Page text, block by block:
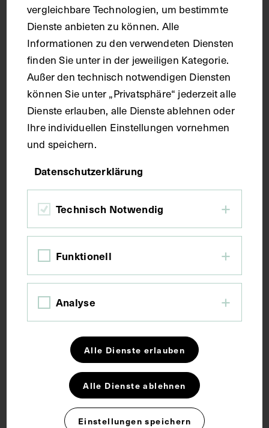
Technik
Handschrift
Maße
Seitenblatt 37,8 x 26,4 cm
Kurzbeschreibung
Der Text ist die ergänzende Beschreibung in
deutscher Sprache zum anatomischen Wachsmodell
Schlagwörter
Nase
vergleichbare Technologien, um bestimmte
Dienste anbieten zu können. Alle
Informationen zu den verwendeten Diensten
finden Sie unter in der jeweiligen Kategorie.
Außer den technisch notwendigen Diensten
können Sie unter „Privatsphäre“ jederzeit alle
Dienste erlauben, alle Dienste ablehnen oder
Ihre individuellen Einstellungen vornehmen
und speichern.
Datenschutzerklärung
Technisch Notwendig
Funktionell
Analyse
Alle Dienste erlauben
Alle Dienste ablehnen
Einstellungen speichern